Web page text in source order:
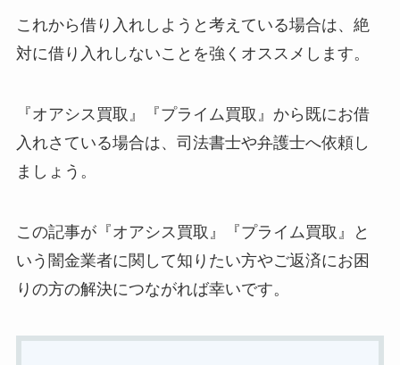
これから借り入れしようと考えている場合は、絶
対に借り入れしないことを強くオススメします。
『オアシス買取』『プライム買取』から既にお借
入れさている場合は、司法書士や弁護士へ依頼し
ましょう。
この記事が『オアシス買取』『プライム買取』と
いう闇金業者に関して知りたい方やご返済にお困
りの方の解決につながれば幸いです。